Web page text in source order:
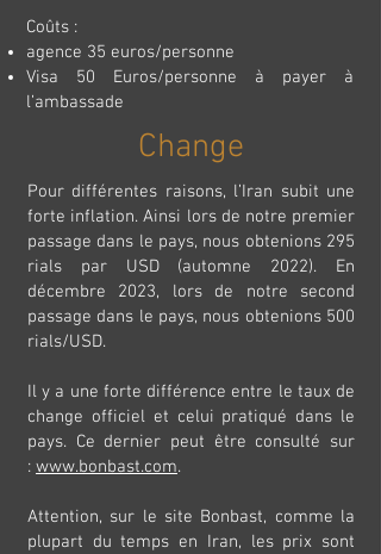
Coûts :
agence 35 euros/personne
Visa 50 Euros/personne à payer à
l’ambassade
Change
Pour différentes raisons, l’Iran subit une
forte inflation. Ainsi lors de notre premier
passage dans le pays, nous obtenions 295
rials par USD (automne 2022). En
décembre 2023, lors de notre second
passage dans le pays, nous obtenions 500
rials/USD.
Il y a une forte différence entre le taux de
change officiel et celui pratiqué dans le
pays. Ce dernier peut être consulté sur
: www.bonbast.com.
Attention, sur le site Bonbast, comme la
plupart du temps en Iran, les prix sont